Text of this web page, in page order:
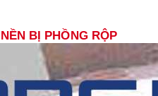
BỊ PHỒNG RỘP